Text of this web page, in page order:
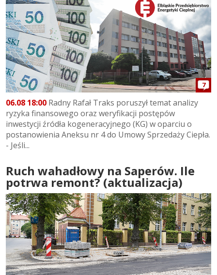
7
06.08 18:00 Radny Rafał Traks poruszył temat analizy
ryzyka finansowego oraz weryfikacji postępów
inwestycji źródła kogeneracyjnego (KG) w oparciu o
postanowienia Aneksu nr 4 do Umowy Sprzedaży Ciepła.
- Jeśli...
Ruch wahadłowy na Saperów. Ile
potrwa remont? (aktualizacja)